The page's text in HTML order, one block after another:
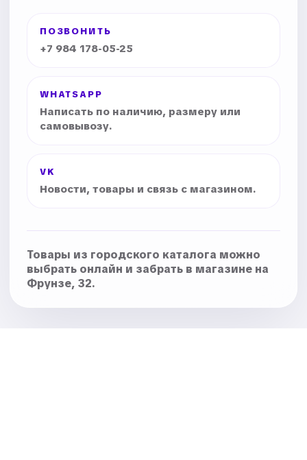
ПОЗВОНИТЬ
+7 984 178-05-25
WHATSAPP
Написать по наличию, размеру или
самовывозу.
VK
Новости, товары и связь с магазином.
Товары из городского каталога можно
выбрать онлайн и забрать в магазине на
Фрунзе, 32.